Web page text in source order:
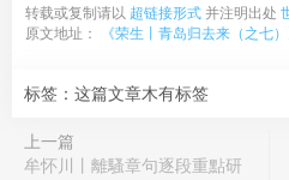
转载或复制请以 超链接形式 并注明出处
原文地址：
《荣生丨青岛归去来（之七）
标签：这篇文章木有标签
上一篇
牟怀川丨離騷章句逐段重點研